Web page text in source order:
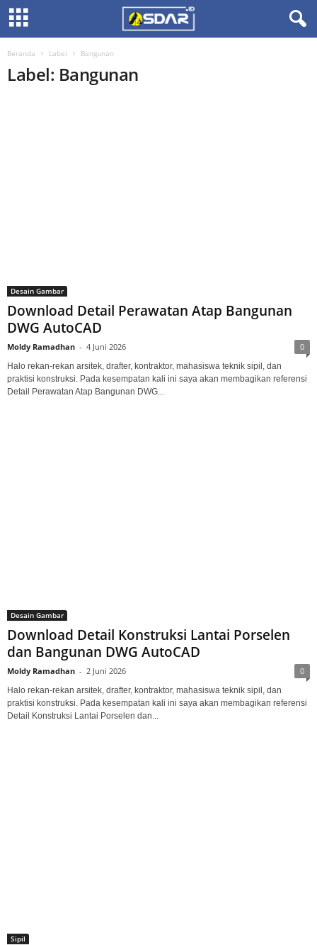
Beranda Label Bangunan
Label: Bangunan
Desain Gambar
Download Detail Perawatan Atap Bangunan
DWG AutoCAD
Moldy Ramadhan - 4 Juni 2026 0
Halo rekan-rekan arsitek, drafter, kontraktor, mahasiswa teknik sipil, dan
praktisi konstruksi. Pada kesempatan kali ini saya akan membagikan referensi
Detail Perawatan Atap Bangunan DWG...
Desain Gambar
Download Detail Konstruksi Lantai Porselen
dan Bangunan DWG AutoCAD
Moldy Ramadhan - 2 Juni 2026 0
Halo rekan-rekan arsitek, drafter, kontraktor, mahasiswa teknik sipil, dan
praktisi konstruksi. Pada kesempatan kali ini saya akan membagikan referensi
Detail Konstruksi Lantai Porselen dan...
Sipil